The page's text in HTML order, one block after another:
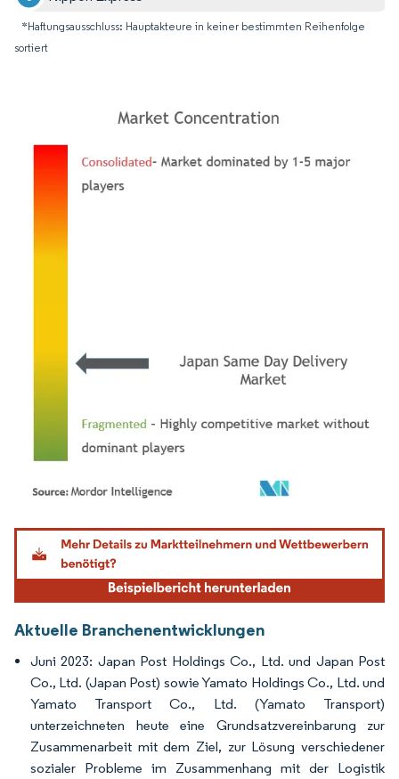
*Haftungsausschluss: Hauptakteure in keiner bestimmten Reihenfolge
sortiert
Bild © Mordor Intelligence. Wiederverwendung erfordert Namensnennung gemäß
Aktuelle Branchenentwicklungen
Juni 2023: Japan Post Holdings Co., Ltd. und Japan Post
Co., Ltd. (Japan Post) sowie Yamato Holdings Co., Ltd. und
Yamato Transport Co., Ltd. (Yamato Transport)
unterzeichneten heute eine Grundsatzvereinbarung zur
Zusammenarbeit mit dem Ziel, zur Lösung verschiedener
sozialer Probleme im Zusammenhang mit der Logistik